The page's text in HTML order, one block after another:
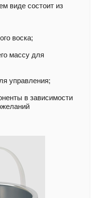
виде состоит из
воска;
массу для
управления;
в зависимости